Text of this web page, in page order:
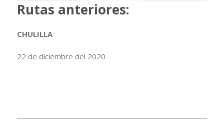
Rutas anteriores:
CHULILLA
22 de diciembre del 2020